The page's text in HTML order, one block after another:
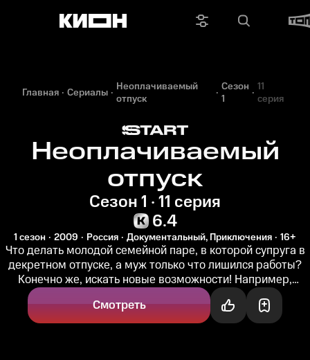
Главная Сериалы
Неоплачиваемый
отпуск
Сезон
1
11
серия
Неоплачиваемый
отпуск
Сезон 1 · 11 серия
6.4
1 сезон 2009 Россия Документальный, Приключения 16+
Что делать молодой семейной паре, в которой супруга в
декретном отпуске, а муж только что лишился работы?
Конечно же, искать новые возможности! Например,
Смотреть